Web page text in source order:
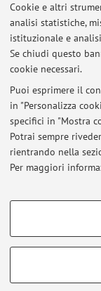
Cookie e altri
analisi statistiche,
istituzionale e
Se chiudi questo
cookie necessari.
Puoi esprimere il
in "Personalizza
specifici in "Mostra
Potrai sempre
rientrando nella
Per maggiori
COOKIE DI
L'ancestralità nelle
Pubblicato il: 09 marzo
"Tokyo Revisited": i
Pubblicato il: 05
Performing robots:
Pubblicato il: 01 aprile
Area riservata
Accedi tramitelogin